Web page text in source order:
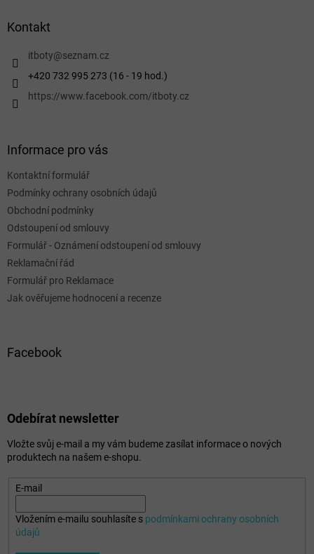
Kontakt
itboty@seznam.cz
+420 732 995 273 (16 - 19 hod.)
https://www.facebook.com/itboty.cz
Informace pro vás
Kontaktní formulář
Podmínky ochrany osobních údajů
Obchodní podmínky
Odstoupení od smlouvy
Formulář - Oznámení odstoupení od smlouvy
Reklamační řád
Formulář pro Reklamace
Jak ověřujeme hodnocení a recenze
Facebook
Odebírat newsletter
Vložte svůj e-mail a my vám budeme zasílat informace o nových
produktech na našem e-shopu.
E-mail
Vložením e-mailu souhlasíte s podmínkami ochrany osobních
údajů